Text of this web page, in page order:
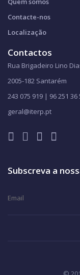
Contacte-nos
Localização
Contactos
Rua Brigadeiro Lino
2005-182 Santarém
243 075 919 | 96 251 36
geral@iterp.pt
Subscreva a